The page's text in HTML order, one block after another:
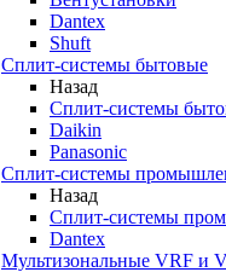
Dantex
Shuft
Сплит-системы бытовые
Назад
Сплит-системы
Daikin
Panasonic
Сплит-системы
Назад
Сплит-системы
Dantex
Мультизональные VRF и